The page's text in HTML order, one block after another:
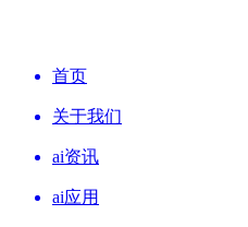
首页
关于我们
ai资讯
ai应用